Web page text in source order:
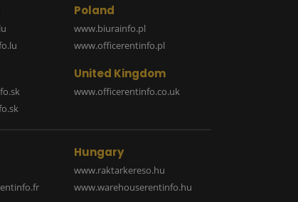
Poland
www.biurainfo.pl
www.officerentinfo.pl
United Kingdom
www.officerentinfo.co.uk
Hungary
www.raktarkereso.hu
www.warehouserentinfo.hu